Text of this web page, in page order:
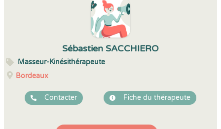
Sébastien SACCHIERO
Masseur-Kinésithérapeute
Bordeaux
Contacter Fiche du thérapeute